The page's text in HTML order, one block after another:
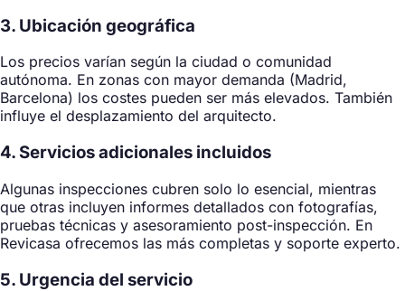
3. Ubicación geográfica
Los precios varían según la ciudad o comunidad
autónoma. En zonas con mayor demanda (Madrid,
Barcelona) los costes pueden ser más elevados. También
influye el desplazamiento del arquitecto.
4. Servicios adicionales incluidos
Algunas inspecciones cubren solo lo esencial, mientras
que otras incluyen informes detallados con fotografías,
pruebas técnicas y asesoramiento post-inspección. En
Revicasa ofrecemos las más completas y soporte experto.
5. Urgencia del servicio